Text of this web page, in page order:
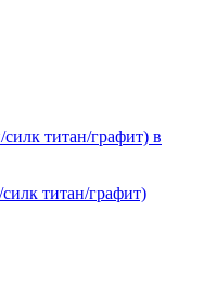
титан/графит)